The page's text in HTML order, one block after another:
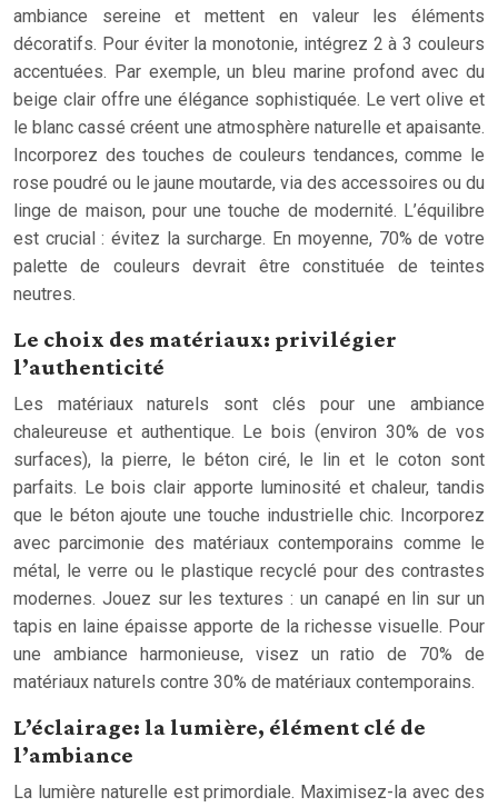
ambiance sereine et mettent en valeur les éléments
décoratifs. Pour éviter la monotonie, intégrez 2 à 3 couleurs
accentuées. Par exemple, un bleu marine profond avec du
beige clair offre une élégance sophistiquée. Le vert olive et
le blanc cassé créent une atmosphère naturelle et apaisante.
Incorporez des touches de couleurs tendances, comme le
rose poudré ou le jaune moutarde, via des accessoires ou du
linge de maison, pour une touche de modernité. L’équilibre
est crucial : évitez la surcharge. En moyenne, 70% de votre
palette de couleurs devrait être constituée de teintes
neutres.
Le choix des matériaux: privilégier
l’authenticité
Les matériaux naturels sont clés pour une ambiance
chaleureuse et authentique. Le bois (environ 30% de vos
surfaces), la pierre, le béton ciré, le lin et le coton sont
parfaits. Le bois clair apporte luminosité et chaleur, tandis
que le béton ajoute une touche industrielle chic. Incorporez
avec parcimonie des matériaux contemporains comme le
métal, le verre ou le plastique recyclé pour des contrastes
modernes. Jouez sur les textures : un canapé en lin sur un
tapis en laine épaisse apporte de la richesse visuelle. Pour
une ambiance harmonieuse, visez un ratio de 70% de
matériaux naturels contre 30% de matériaux contemporains.
L’éclairage: la lumière, élément clé de
l’ambiance
La lumière naturelle est primordiale. Maximisez-la avec des